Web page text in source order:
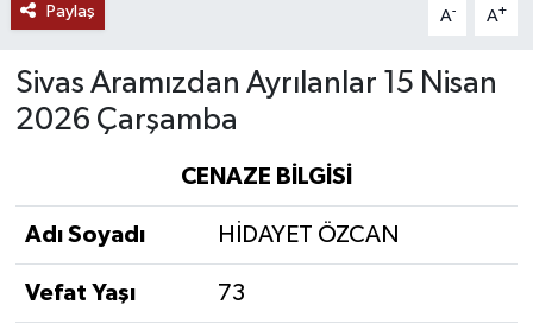
Paylaş A- A+
Sivas Aramızdan Ayrılanlar 15 Nisan
2026 Çarşamba
CENAZE BİLGİSİ
Adı Soyadı HİDAYET ÖZCAN
Vefat Yaşı 73
YAŞAM